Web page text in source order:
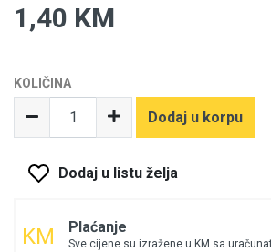
1,40 KM
KOLIČINA
Dodaj u korpu
Dodaj u listu želja
Plaćanje
Sve cijene su izražene u KM sa